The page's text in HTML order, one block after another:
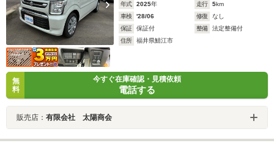
年式 2025年 走行 5km
車検
'28/06 修復
なし
保証
保証付 整備
法定整備付
住所
福井県鯖江市
無
料
今すぐ在庫確認・見積依頼
電話する
販売店： 有限会社 太陽商会